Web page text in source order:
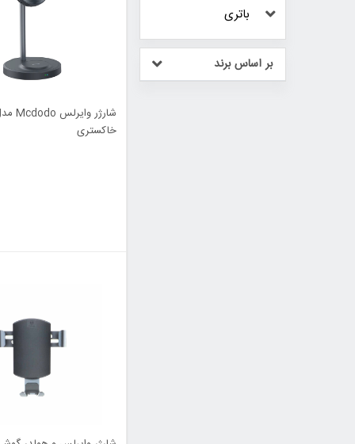
باتری
بر اساس برند
خاکستری